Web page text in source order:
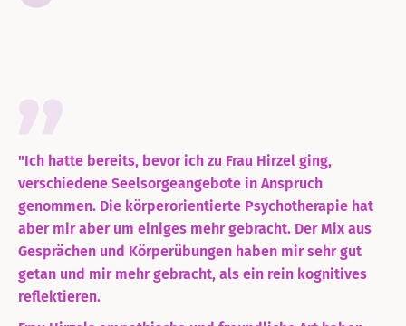
"Ich hatte bereits, bevor ich zu Frau Hirzel ging,
verschiedene Seelsorgeangebote in Anspruch
genommen. Die körperorientierte Psychotherapie hat
aber mir aber um einiges mehr gebracht. Der Mix aus
Gesprächen und Körperübungen haben mir sehr gut
getan und mir mehr gebracht, als ein rein kognitives
reflektieren.